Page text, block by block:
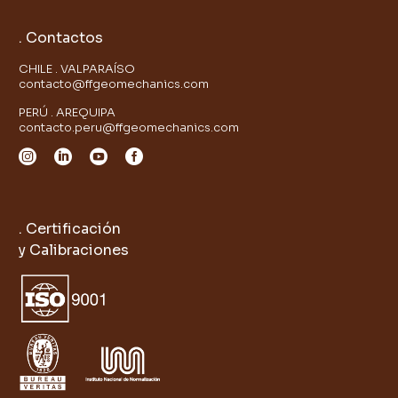
. Contactos
CHILE . VALPARAÍSO
contacto@ffgeomechanics.com
PERÚ . AREQUIPA
contacto.peru@ffgeomechanics.com
. Certificación
y Calibraciones